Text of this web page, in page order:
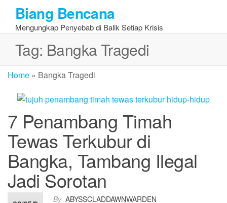
the
content
Biang Bencana
Mengungkap Penyebab di Balik Setiap Krisis
Tag: Bangka Tragedi
Home » Bangka Tragedi
7 Penambang Timah
Tewas Terkubur di
Bangka, Tambang Ilegal
Jadi Sorotan
By ABYSSCLADDAWNWARDEN